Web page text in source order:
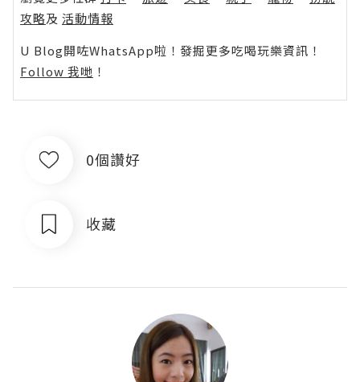
攻略及 活動情報
U Blog開咗WhatsApp啦！發掘更多吃喝玩樂資訊！
Follow 我哋 ！
0個讚好
收藏